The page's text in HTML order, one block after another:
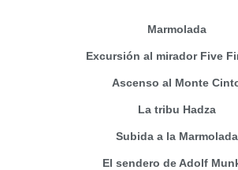
Marmolada
Excursión al mirador Five
Ascenso al Monte
La tribu Hadza
Subida a la Marmolada
El sendero de Adolf